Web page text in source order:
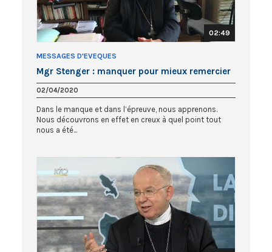
02:49
MESSAGES D'EVEQUES
Mgr Stenger : manquer pour mieux remercier
02/04/2020
Dans le manque et dans l’épreuve, nous apprenons.
Nous découvrons en effet en creux à quel point tout
nous a été...